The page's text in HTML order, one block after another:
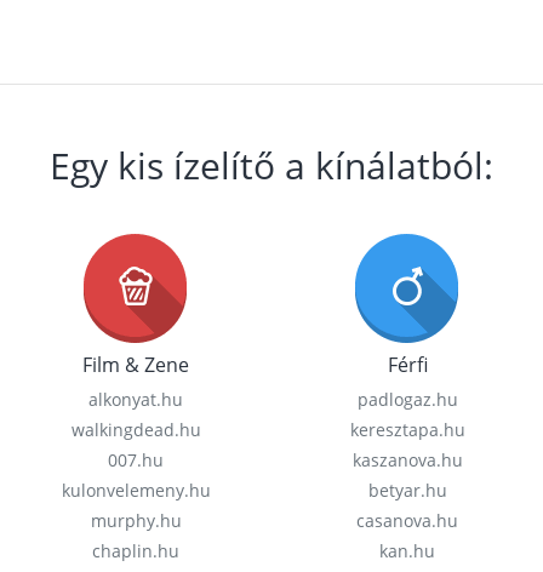
Egy kis ízelítő a kínálatból:
Film & Zene
alkonyat.hu
walkingdead.hu
007.hu
kulonvelemeny.hu
murphy.hu
chaplin.hu
Férfi
padlogaz.hu
keresztapa.hu
kaszanova.hu
betyar.hu
casanova.hu
kan.hu